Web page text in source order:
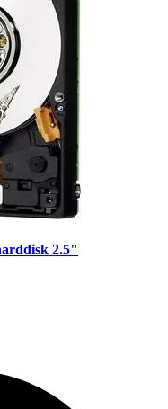
2.5"